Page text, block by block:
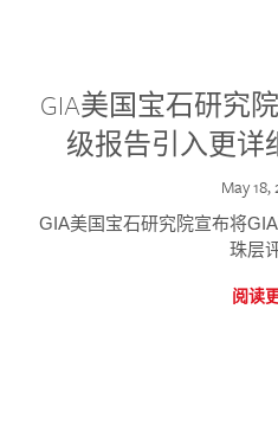
GIA美国宝石研究
级报告引入更详
May 18,
GIA美国宝石研究院宣布将
珠层
阅读